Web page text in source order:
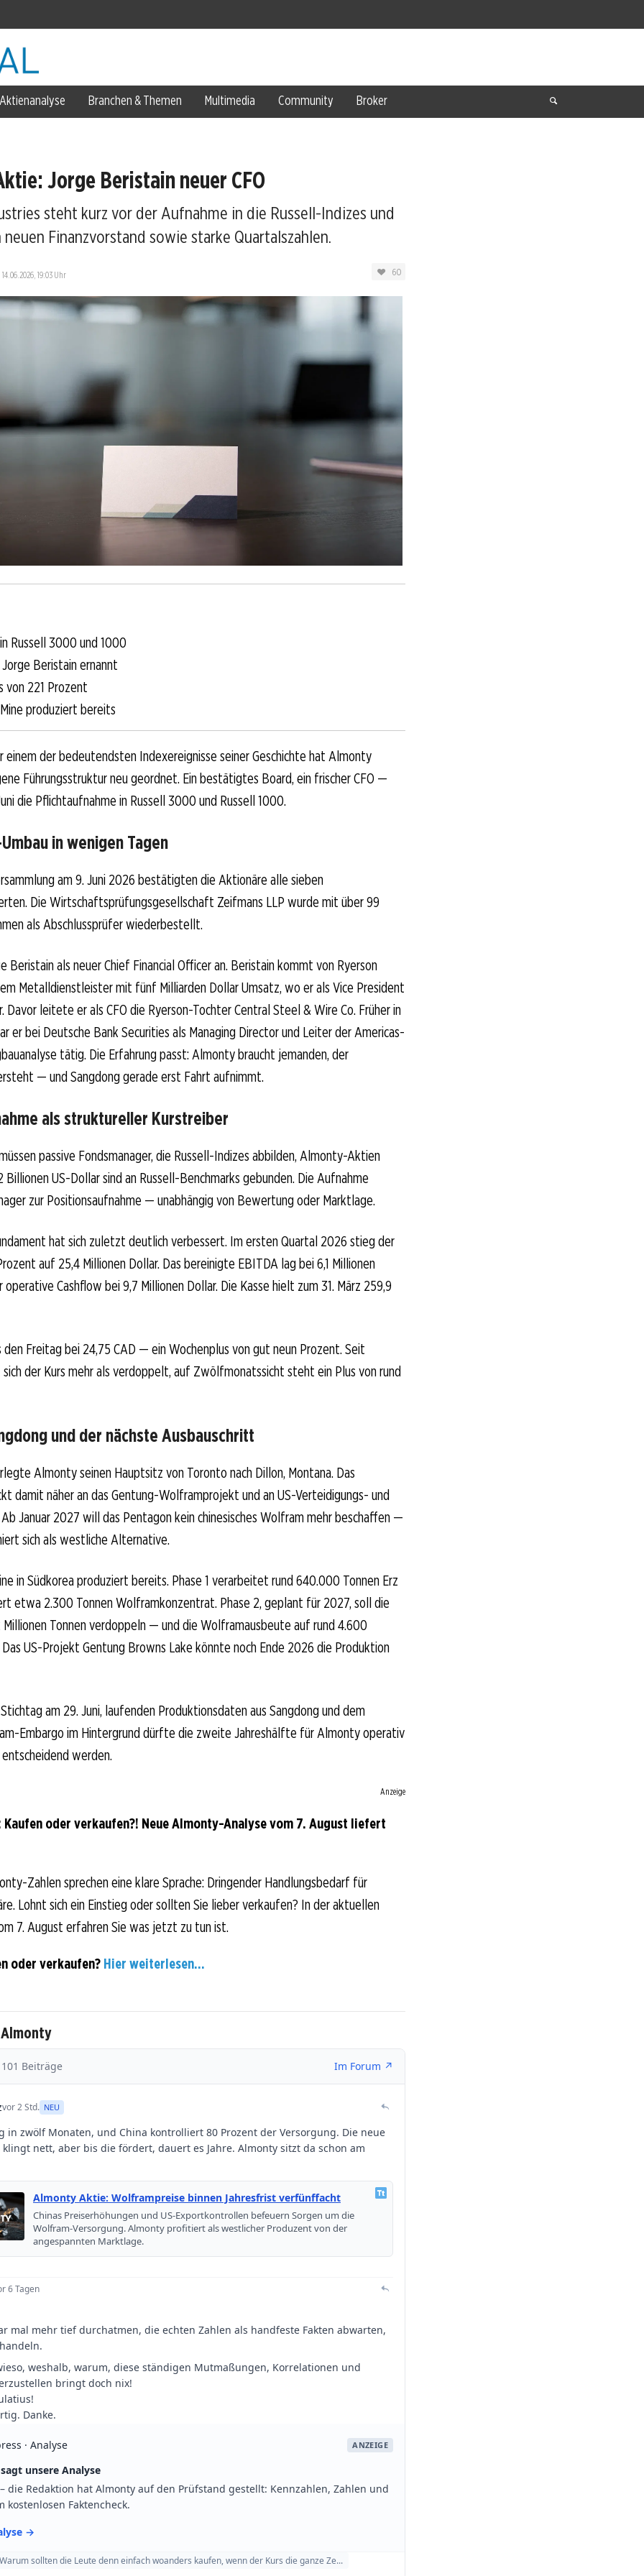
Trend
Aktienanalyse Branchen & Themen Multimedia Community Broker
Jorge Beristain neuer CFO
steht kurz vor der Aufnahme in die Russell-Indizes und
Finanzvorstand sowie starke Quartalszahlen.
14.06.2026, 19:03 Uhr 60
Russell 3000 und 1000
Jorge Beristain ernannt
von 221 Prozent
produziert bereits
einem der bedeutendsten Indexereignisse seiner Geschichte hat Almonty
Führungsstruktur neu geordnet. Ein bestätigtes Board, ein frischer CFO —
die Pflichtaufnahme in Russell 3000 und Russell 1000.
in wenigen Tagen
am 9. Juni 2026 bestätigten die Aktionäre alle sieben
Die Wirtschaftsprüfungsgesellschaft Zeifmans LLP wurde mit über 99
als Abschlussprüfer wiederbestellt.
Beristain als neuer Chief Financial Officer an. Beristain kommt von Ryerson
Metalldienstleister mit fünf Milliarden Dollar Umsatz, wo er als Vice President
Davor leitete er als CFO die Ryerson-Tochter Central Steel & Wire Co. Früher in
er bei Deutsche Bank Securities als Managing Director und Leiter der Americas-
tätig. Die Erfahrung passt: Almonty braucht jemanden, der
— und Sangdong gerade erst Fahrt aufnimmt.
als struktureller Kurstreiber
passive Fondsmanager, die Russell-Indizes abbilden, Almonty-Aktien
Billionen US-Dollar sind an Russell-Benchmarks gebunden. Die Aufnahme
zur Positionsaufnahme — unabhängig von Bewertung oder Marktlage.
hat sich zuletzt deutlich verbessert. Im ersten Quartal 2026 stieg der
auf 25,4 Millionen Dollar. Das bereinigte EBITDA lag bei 6,1 Millionen
Cashflow bei 9,7 Millionen Dollar. Die Kasse hielt zum 31. März 259,9
Freitag bei 24,75 CAD — ein Wochenplus von gut neun Prozent. Seit
sich der Kurs mehr als verdoppelt, auf Zwölfmonatssicht steht ein Plus von rund
und der nächste Ausbauschritt
Almonty seinen Hauptsitz von Toronto nach Dillon, Montana. Das
damit näher an das Gentung-Wolframprojekt und an US-Verteidigungs- und
Januar 2027 will das Pentagon kein chinesisches Wolfram mehr beschaffen —
sich als westliche Alternative.
in Südkorea produziert bereits. Phase 1 verarbeitet rund 640.000 Tonnen Erz
etwa 2.300 Tonnen Wolframkonzentrat. Phase 2, geplant für 2027, soll die
Tonnen verdoppeln — und die Wolframausbeute auf rund 4.600
US-Projekt Gentung Browns Lake könnte noch Ende 2026 die Produktion
am 29. Juni, laufenden Produktionsdaten aus Sangdong und dem
Embargo im Hintergrund dürfte die zweite Jahreshälfte für Almonty operativ
werden.
Anzeige
oder verkaufen?! Neue Almonty-Analyse vom 7. August liefert
Zahlen sprechen eine klare Sprache: Dringender Handlungsbedarf für
Lohnt sich ein Einstieg oder sollten Sie lieber verkaufen? In der aktuellen
7. August erfahren Sie was jetzt zu tun ist.
oder verkaufen? Hier weiterlesen...